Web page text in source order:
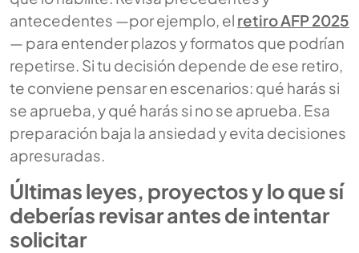
antecedentes —por ejemplo, el retiro AFP 2025
— para entender plazos y formatos que podrían
repetirse. Si tu decisión depende de ese retiro,
te conviene pensar en escenarios: qué harás si
se aprueba, y qué harás si no se aprueba. Esa
preparación baja la ansiedad y evita decisiones
apresuradas.
Últimas leyes, proyectos y lo que sí
deberías revisar antes de intentar
solicitar